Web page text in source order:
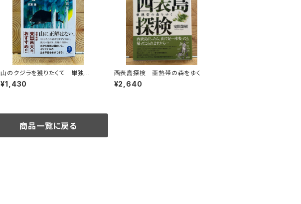
山のクジラを獲りたくて 単独忍
び猟記（文庫版）
¥1,430
西表島探検 亜熱帯の森をゆく
¥2,640
商品一覧に戻る